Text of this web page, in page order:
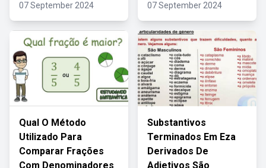
07 September 2024 07 September 2024
Qual O Método
Utilizado Para
Comparar Frações
Com Denominadores
Substantivos
Terminados Em Eza
Derivados De
Adjetivos São